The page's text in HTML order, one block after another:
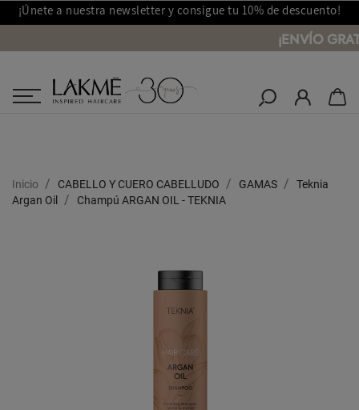
¡Únete a nuestra newsletter y consigue tu 10% de descuento!
¡ENVÍO
Salones Lakmé
Inicio CABELLO Y CUERO CABELLUDO GAMAS
Teknia
Argan Oil
Champú ARGAN OIL - TEKNIA